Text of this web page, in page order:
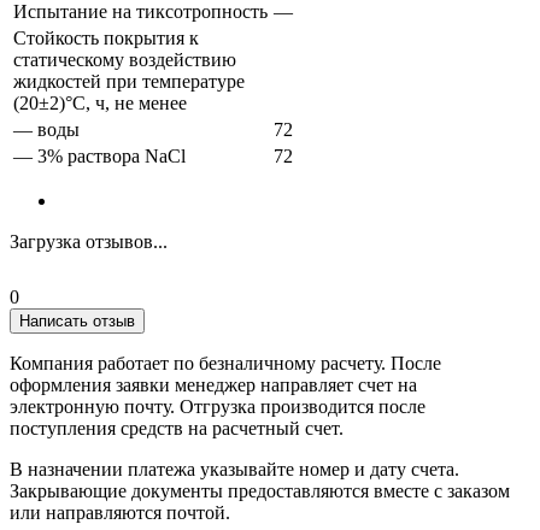
Испытание на тиксотропность —
Стойкость покрытия к
статическому воздействию
жидкостей при температуре
(20±2)°С, ч, не менее
— воды
72
— 3% раствора NaCl
72
Загрузка отзывов...
0
Написать отзыв
Компания работает по безналичному расчету. После
оформления заявки менеджер направляет счет на
электронную почту. Отгрузка производится после
поступления средств на расчетный счет.
В назначении платежа указывайте номер и дату счета.
Закрывающие документы предоставляются вместе с заказом
или направляются почтой.